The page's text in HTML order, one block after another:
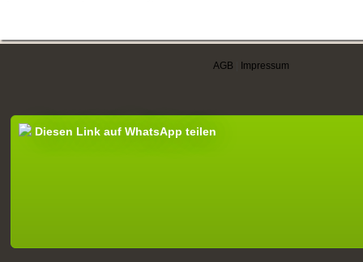
AGB Impressum
Diesen Link auf WhatsApp teilen